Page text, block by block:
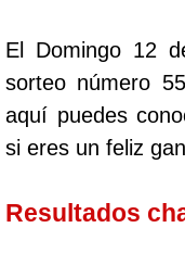
El Domingo 12
sorteo número
aquí puedes
si eres un feliz
Resultados